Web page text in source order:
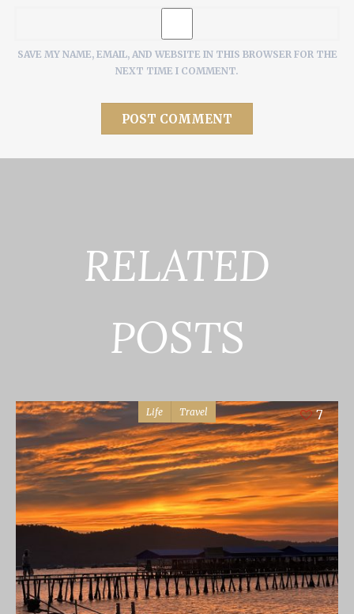
SAVE MY NAME, EMAIL, AND WEBSITE IN THIS BROWSER FOR THE
NEXT TIME I COMMENT.
RELATED
POSTS
Life Travel 7